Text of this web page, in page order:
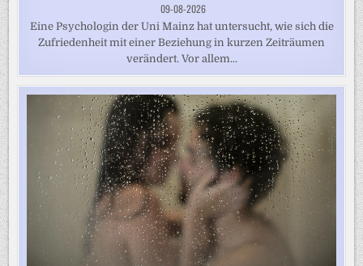
09-08-2026
Eine Psychologin der Uni Mainz hat untersucht, wie sich die
Zufriedenheit mit einer Beziehung in kurzen Zeiträumen
verändert. Vor allem...